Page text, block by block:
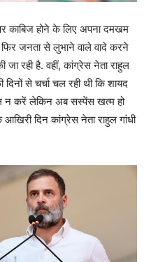
काबिज होने के लिए अपना दमखम
फिर जनता से लुभाने वाले वादे करने
जा रही है. वहीं, कांग्रेस नेता राहुल
से चर्चा चल रही थी कि शायद
न करें लेकिन अब सस्पेंस खत्म हो
दिन कांग्रेस नेता राहुल गांधी